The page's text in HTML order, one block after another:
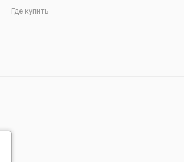
Где купить